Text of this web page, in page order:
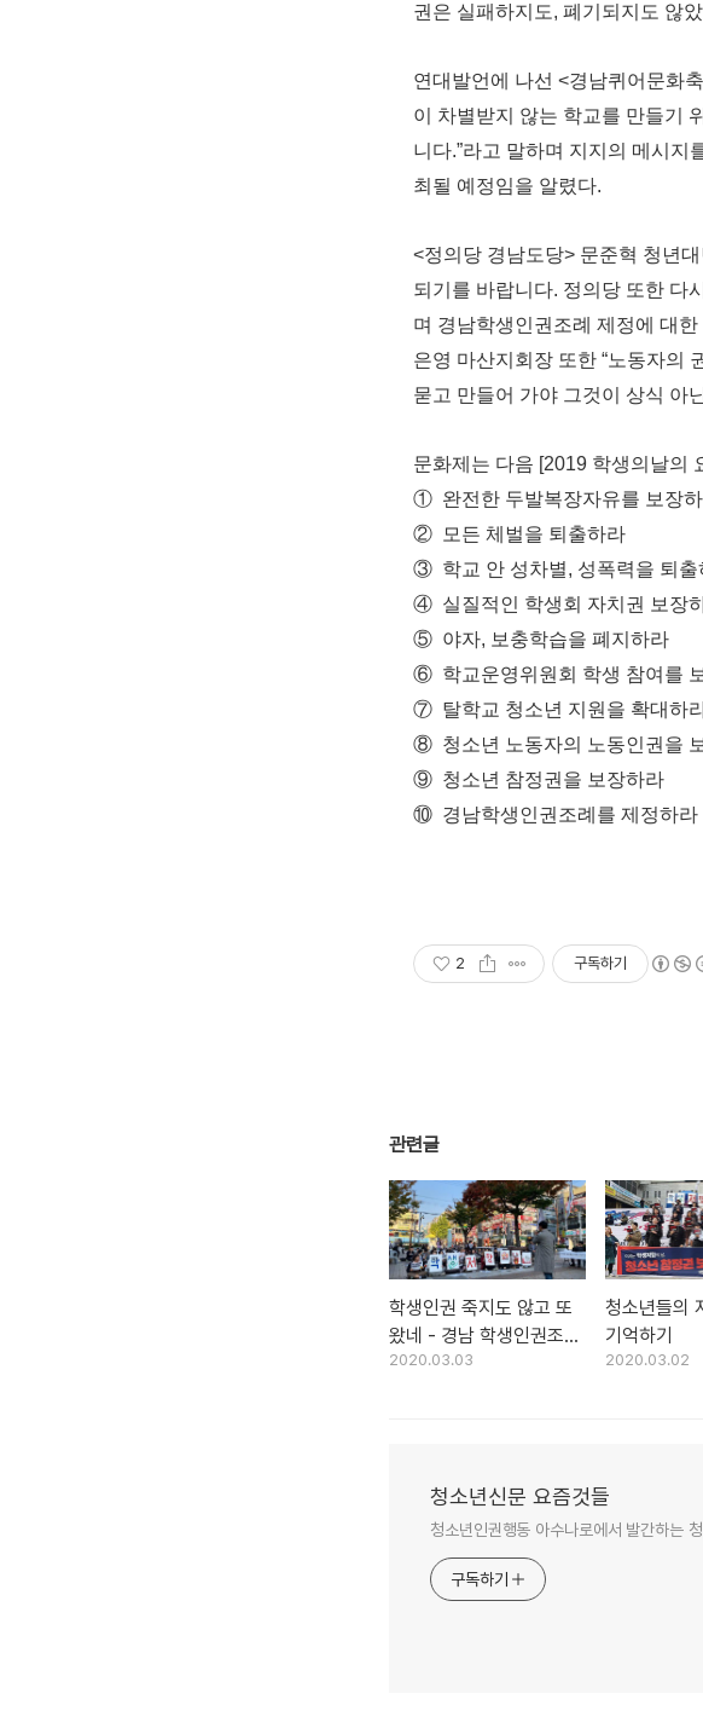
권은 실패하지도, 폐기되지도 않
연대발언에 나선 <경남퀴어문화
이 차별받지 않는 학교를 만들기
니다.”라고 말하며 지지의 메시지
최될 예정임을 알렸다.
<정의당 경남도당> 문준혁 청년
되기를 바랍니다. 정의당 또한 다
며 경남학생인권조례 제정에 대
은영 마산지회장 또한 “노동자의
묻고 만들어 가야 그것이 상식 아
문화제는 다음 [2019 학생의날의
① 완전한 두발복장자유를 보장
② 모든 체벌을 퇴출하라
③ 학교 안 성차별, 성폭력을 퇴출
④ 실질적인 학생회 자치권 보장
⑤ 야자, 보충학습을 폐지하라
⑥ 학교운영위원회 학생 참여를
⑦ 탈학교 청소년 지원을 확대하
⑧ 청소년 노동자의 노동인권을
⑨ 청소년 참정권을 보장하라
⑩ 경남학생인권조례를 제정하라
2 구독하기
관련글
학생인권 죽지도 않고 또
왔네 - 경남 학생인권조례
제정하라!
2020.03.03
청소년들의
기억하기
2020.03.02
청소년신문 요즘것들
청소년인권행동 아수나로에서 발간하는
구독하기